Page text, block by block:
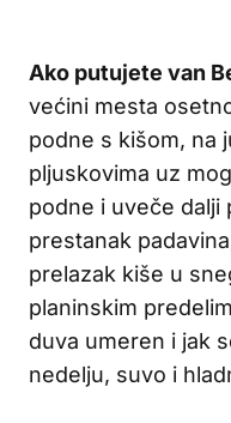
Ako putujete van
većini mesta
podne s kišom, na
pljuskovima uz
podne i uveče dalji
prestanak
prelazak kiše u
planinskim
duva umeren i jak
nedelju, suvo i